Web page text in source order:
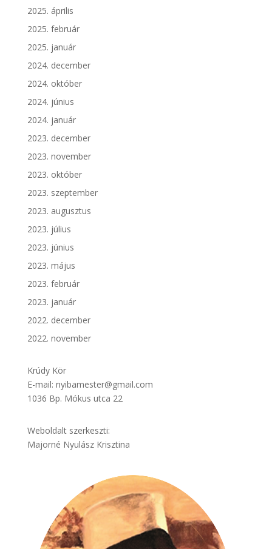
2025. április
2025. február
2025. január
2024. december
2024. október
2024. június
2024. január
2023. december
2023. november
2023. október
2023. szeptember
2023. augusztus
2023. július
2023. június
2023. május
2023. február
2023. január
2022. december
2022. november
Krúdy Kör
E-mail: nyibamester@gmail.com
1036 Bp. Mókus utca 22
Weboldalt szerkeszti:
Majorné Nyulász Krisztina